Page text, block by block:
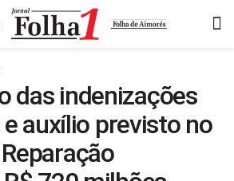
das indenizações
auxílio previsto no